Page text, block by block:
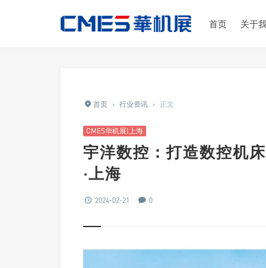
首页 关于
首页 › 行业资讯 › 正文
CMES华机展|上海
宇洋数控：打造数控机
·上海
2024-02-21 0